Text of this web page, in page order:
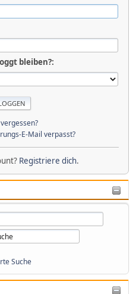
Suche
bleiben?:
E-Mail verpasst?
Registriere dich.